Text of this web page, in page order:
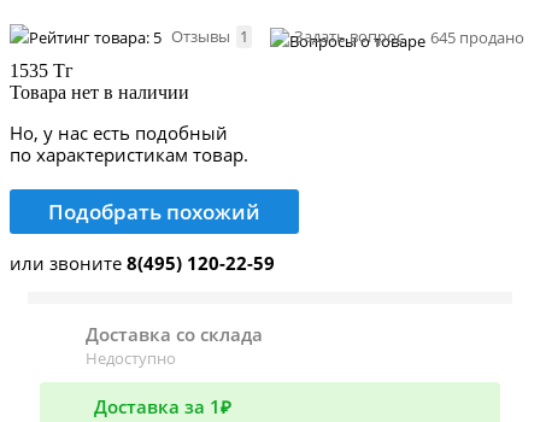
Отзывы 1 Задать вопрос 645 продано
1535 Тг
Товара нет в наличии
Но, у нас есть подобный
по характеристикам товар.
Подобрать похожий
или звоните 8(495) 120-22-59
Доставка со склада
Недоступно
Доставка за 1₽